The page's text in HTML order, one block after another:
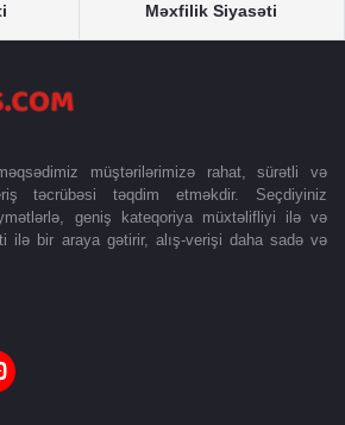
Məxfilik Siyasəti
müştərilərimizə rahat, sürətli və
təcrübəsi təqdim etməkdir. Seçdiyiniz
geniş kateqoriya müxtəlifliyi ilə və
ilə bir araya gətirir, alış-verişi daha sadə və